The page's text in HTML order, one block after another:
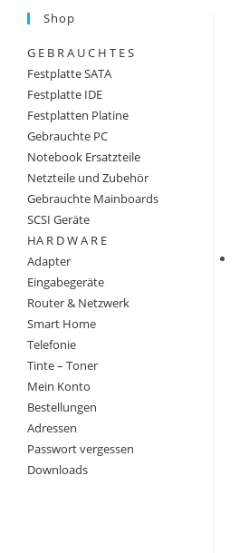
Shop
G E B R A U C H T E S
Festplatte SATA
Festplatte IDE
Festplatten Platine
Gebrauchte PC
Notebook Ersatzteile
Netzteile und Zubehör
Gebrauchte Mainboards
SCSI Geräte
HA R D W A R E
Adapter
Eingabegeräte
Router & Netzwerk
Smart Home
Telefonie
Tinte – Toner
Mein Konto
Bestellungen
Adressen
Passwort vergessen
Downloads